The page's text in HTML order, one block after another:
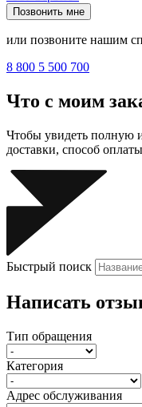
Позвонить мне
или позвоните нашим
8 800 5 500 700
Что с моим
Чтобы увидеть полную
доставки, способ
Быстрый поиск
Написать
Тип обращения
Категория
Адрес обслуживания